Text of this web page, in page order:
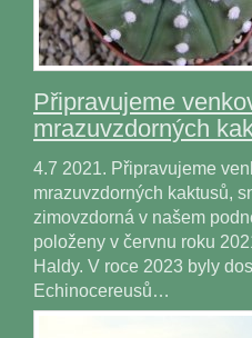
Připravujeme
mrazuvzdorných
4.7 2021. Připravujeme
mrazuvzdorných kaktusů,
zimovzdorná v našem
položeny v červnu roku
Haldy. V roce 2023 byly
Echinocereusů…